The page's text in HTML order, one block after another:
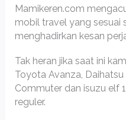
Mamikeren.com
mobil travel yang sesuai
menghadirkan kesan
Tak heran jika saat ini
Toyota Avanza,
Commuter dan isuzu elf
reguler.